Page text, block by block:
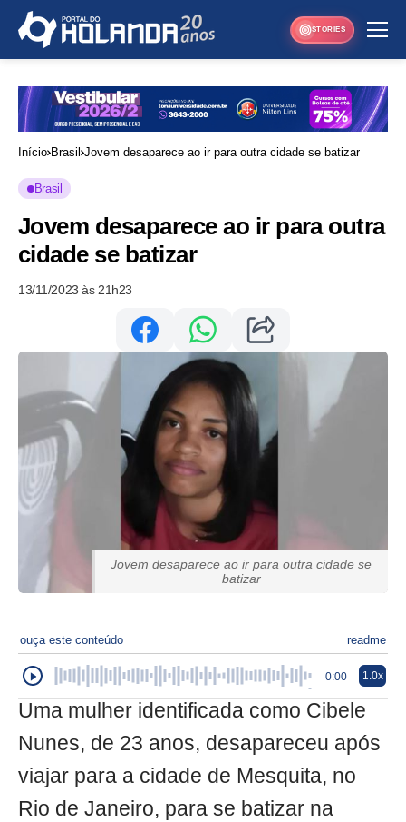
STORIES
Início Brasil Jovem desaparece ao ir para outra cidade se batizar
Brasil
Jovem desaparece ao ir para outra
cidade se batizar
13/11/2023 às 21h23
Jovem desaparece ao ir para outra cidade se
batizar
ouça este conteúdo readme
0:00 1.0x
Uma mulher identificada como Cibele
Nunes, de 23 anos, desapareceu após
viajar para a cidade de Mesquita, no
Rio de Janeiro, para se batizar na